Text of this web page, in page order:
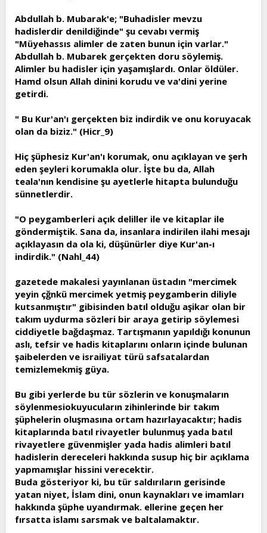
Abdullah b. Mubarak'e; "Buhadisler mevzu
hadislerdir denildiğinde" şu cevabı vermiş
"Müyehassıs alimler de zaten bunun için varlar."
Abdullah b. Mubarek gerçekten doru söylemiş.
Alimler bu hadisler için yaşamışlardı. Onlar öldüler.
Hamd olsun Allah dinini korudu ve va'dini yerine
getirdi.
" Bu Kur'an'ı gerçekten biz indirdik ve onu koruyacak
olan da biziz." (Hicr_9)
Hiç şüphesiz Kur'an'ı korumak, onu açıklayan ve şerh
eden şeyleri korumakla olur. İşte bu da, Allah
teala'nın kendisine şu ayetlerle hitapta bulunduğu
sünnetlerdir.
"O peygamberleri açık deliller ile ve kitaplar ile
göndermiştik. Sana da, insanlara indirilen ilahi mesajı
açıklayasın da ola ki, düşünürler diye Kur'an-ı
indirdik." (Nahl_44)
gazetede makalesi yayınlanan üstadın "mercimek
yeyin çğnkü mercimek yetmiş peygamberin diliyle
kutsanmıştır" gibisinden batıl olduğu aşikar olan bir
takım uydurma sözleri bir araya getirip söylemesi
ciddiyetle bağdaşmaz. Tartışmanın yapıldığı konunun
aslı, tefsir ve hadis kitaplarını onların içinde bulunan
şaibelerden ve israiliyat türü safsatalardan
temizlemekmiş güya.
Bu gibi yerlerde bu tür sözlerin ve konuşmaların
söylenmesiokuyucuların zihinlerinde bir takım
şüphelerin oluşmasına ortam hazırlayacaktır; hadis
kitaplarında batıl rivayetler bulunmuş yada batıl
rivayetlere güvenmişler yada hadis alimleri batıl
hadislerin dereceleri hakkında susup hiç bir açıklama
yapmamışlar hissini verecektir.
Buda gösteriyor ki, bu tür saldırıların gerisinde
yatan niyet, İslam dini, onun kaynakları ve imamları
hakkında şüphe uyandırmak. ellerine geçen her
fırsatta islamı sarsmak ve baltalamaktır.